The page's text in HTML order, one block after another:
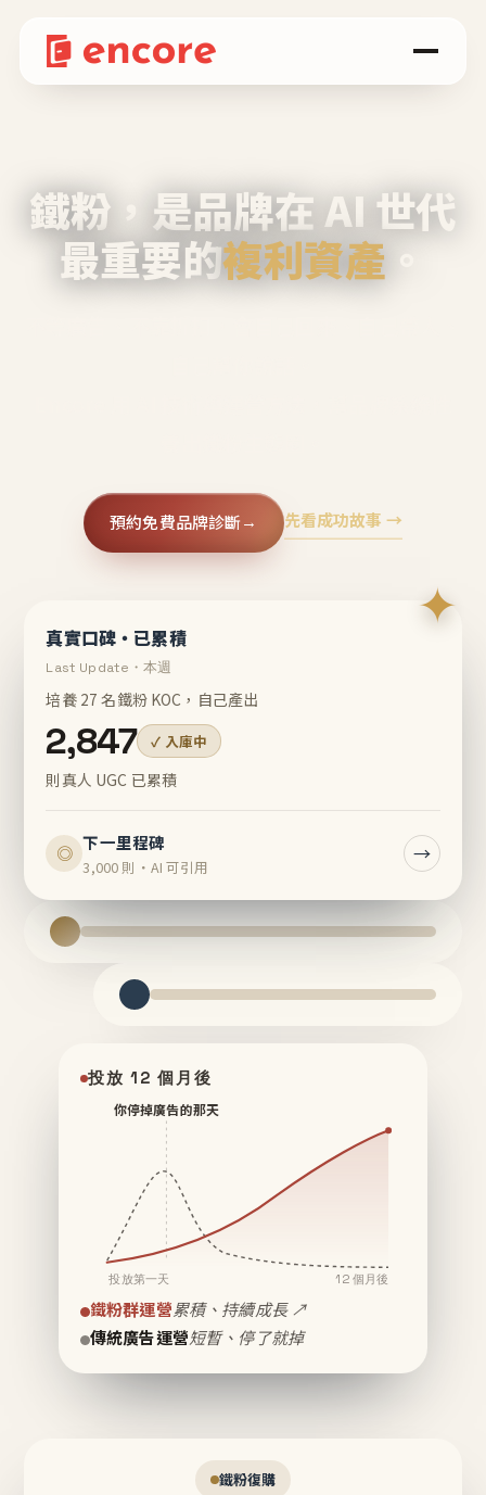
鐵粉，是品牌在 AI 世代
最重要的複利資產 。
預約免費品牌診斷→ 先看成功故事 →
✦
真實口碑・已累積
Last Update・本週
培養 27 名鐵粉 KOC，自己產出
2,847 ✓ 入庫中
則真人 UGC 已累積
◎ 下一里程碑
3,000 則・AI 可引用
→
投放 12 個月後
你停掉廣告的那天
投放第一天 12 個月後
鐵粉群運營累積、持續成長 ↗
傳統廣告運營短暫、停了就掉
鐵粉復購